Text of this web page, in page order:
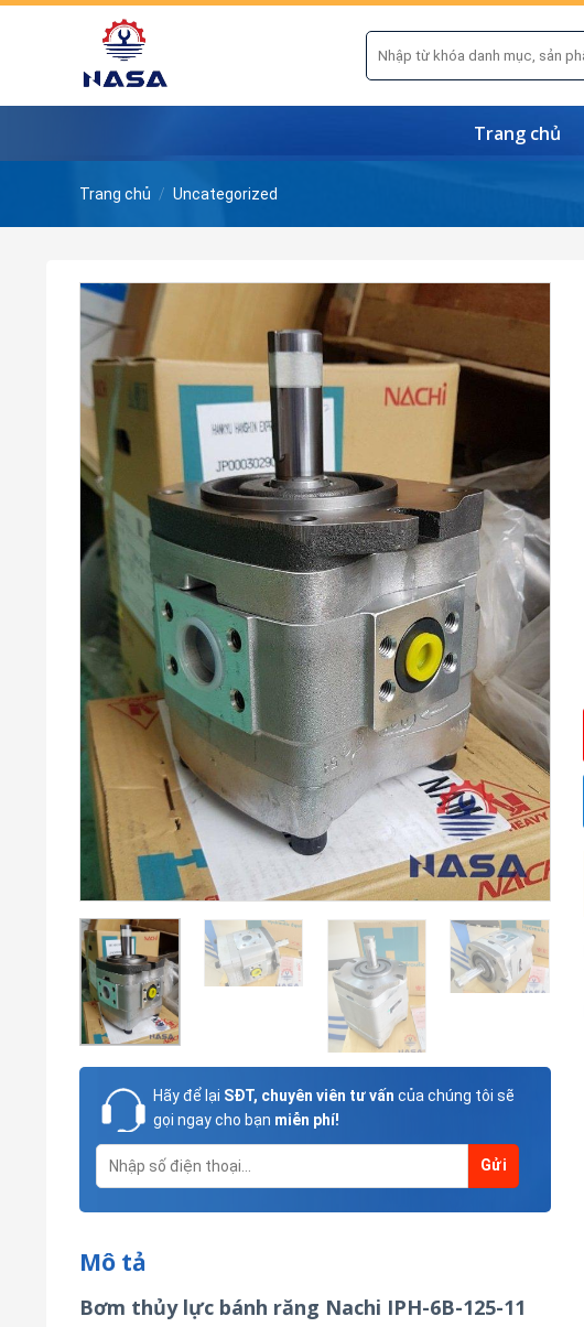
Skip
Tìm
kiếm:
Trang chủ
Trang chủ / Uncategorized
Hãy để lại SĐT, chuyên viên tư vấn của chúng tôi sẽ
gọi ngay cho bạn miễn phí!
Mô tả
Bơm thủy lực bánh răng Nachi IPH-6B-125-11